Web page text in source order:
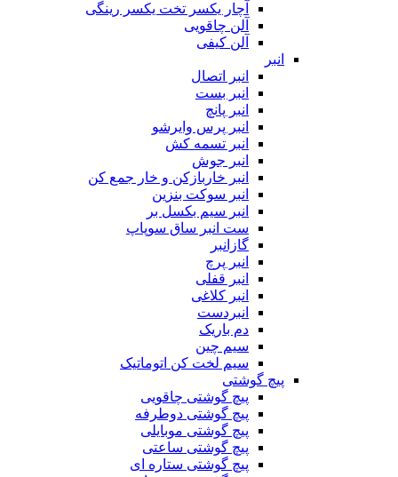
آچار یکسر تخت یکسر رینگی
آلن چاقویی
آلن کیفی
انبر
انبر اتصال
انبر بست
انبر پانچ
انبر پرس وایرشو
انبر تسمه کش
انبر جوش
انبر خاربازکن و خار جمع کن
انبر سوکت بنزین
انبر سیم بکسل بر
ست انبر ساق سوپاپ
گازانبر
انبر پرچ
انبر قفلی
انبر کلاغی
انبردست
دم باریک
سیم چین
سیم لخت کن اتوماتیک
پیچ گوشتی
پیچ گوشتی چاقویی
پیچ گوشتی دوطرفه
پیچ گوشتی موبایلی
پیچ گوشتی ساعتی
پیچ گوشتی ستاره ای